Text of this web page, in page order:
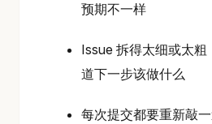
预期不一样
Issue 拆得太细或太
道下一步该做什么
每次提交都要重新敲